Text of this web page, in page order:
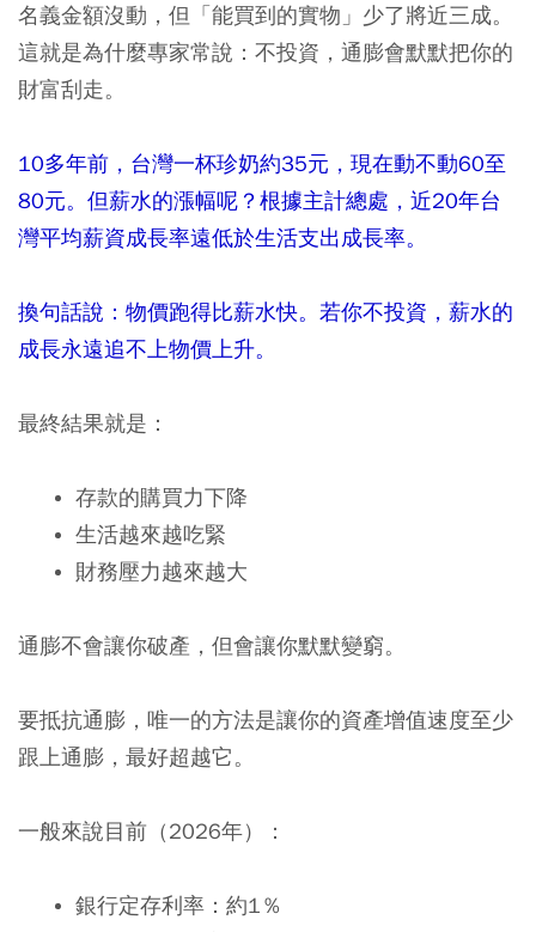
名義金額沒動，但「能買到的實物」少了將近三成。
這就是為什麼專家常說：不投資，通膨會默默把你的
財富刮走。
10多年前，台灣一杯珍奶約35元，現在動不動60至
80元。但薪水的漲幅呢？根據主計總處，近20年台
灣平均薪資成長率遠低於生活支出成長率。
換句話說：物價跑得比薪水快。若你不投資，薪水的
成長永遠追不上物價上升。
最終結果就是：
存款的購買力下降
生活越來越吃緊
財務壓力越來越大
通膨不會讓你破產，但會讓你默默變窮。
要抵抗通膨，唯一的方法是讓你的資產增值速度至少
跟上通膨，最好超越它。
一般來說目前（2026年）：
銀行定存利率：約1％